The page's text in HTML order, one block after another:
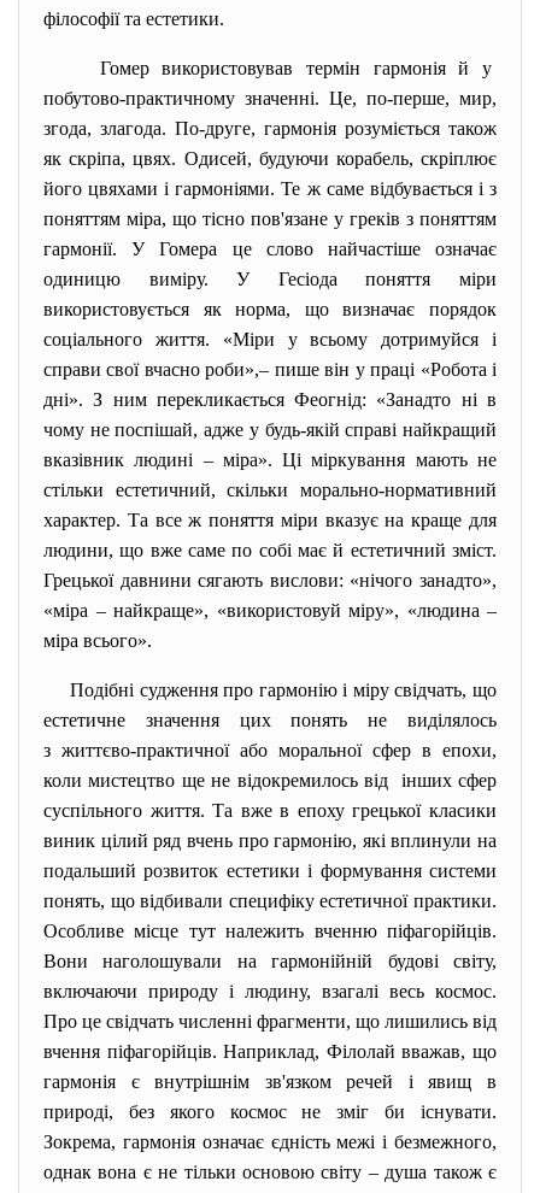
філософії та естетики.
Гомер використовував термін гармонія й у
побутово-практичному значенні. Це, по-перше, мир,
згода, злагода. По-друге, гармонія розуміється також
як скріпа, цвях. Одисей, будуючи корабель, скріплює
його цвяхами і гармоніями. Те ж саме відбувається і з
поняттям міра, що тісно пов'язане у греків з поняттям
гармонії. У Гомера це слово найчастіше означає
одиницю виміру. У Гесіода поняття міри
використовується як норма, що визначає порядок
соціального життя. «Міри у всьому дотримуйся і
справи свої вчасно роби»,– пише він у праці «Робота і
дні». З ним перекликається Феогнід: «Занадто ні в
чому не поспішай, адже у будь-якій справі найкращий
вказівник людині – міра». Ці міркування мають не
стільки естетичний, скільки морально-нормативний
характер. Та все ж поняття міри вказує на краще для
людини, що вже саме по собі має й естетичний зміст.
Грецької давнини сягають вислови: «нічого занадто»,
«міра – найкраще», «використовуй міру», «людина –
міра всього».
Подібні судження про гармонію і міру свідчать, що
естетичне значення цих понять не виділялось
з життєво-практичної або моральної сфер в епохи,
коли мистецтво ще не відокремилось від інших сфер
суспільного життя. Та вже в епоху грецької класики
виник цілий ряд вчень про гармонію, які вплинули на
подальший розвиток естетики і формування системи
понять, що відбивали специфіку естетичної практики.
Особливе місце тут належить вченню піфагорійців.
Вони наголошували на гармонійній будові світу,
включаючи природу і людину, взагалі весь космос.
Про це свідчать численні фрагменти, що лишились від
вчення піфагорійців. Наприклад, Філолай вважав, що
гармонія є внутрішнім зв'язком речей і явищ в
природі, без якого космос не зміг би існувати.
Зокрема, гармонія означає єдність межі і безмежного,
однак вона є не тільки основою світу – душа також є